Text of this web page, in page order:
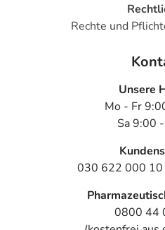
Rechte und
Unsere
Mo - Fr
Sa 9:00
030 622 000 10
0800 44